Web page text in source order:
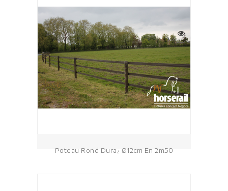
Poteau Rond Dura² Ø12cm En 2m50